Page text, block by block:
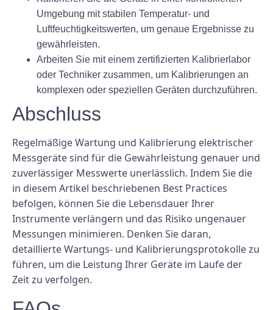
Umgebung mit stabilen Temperatur- und
Luftfeuchtigkeitswerten, um genaue Ergebnisse zu
gewährleisten.
Arbeiten Sie mit einem zertifizierten Kalibrierlabor
oder Techniker zusammen, um Kalibrierungen an
komplexen oder speziellen Geräten durchzuführen.
Abschluss
Regelmäßige Wartung und Kalibrierung elektrischer
Messgeräte sind für die Gewährleistung genauer und
zuverlässiger Messwerte unerlässlich. Indem Sie die
in diesem Artikel beschriebenen Best Practices
befolgen, können Sie die Lebensdauer Ihrer
Instrumente verlängern und das Risiko ungenauer
Messungen minimieren. Denken Sie daran,
detaillierte Wartungs- und Kalibrierungsprotokolle zu
führen, um die Leistung Ihrer Geräte im Laufe der
Zeit zu verfolgen.